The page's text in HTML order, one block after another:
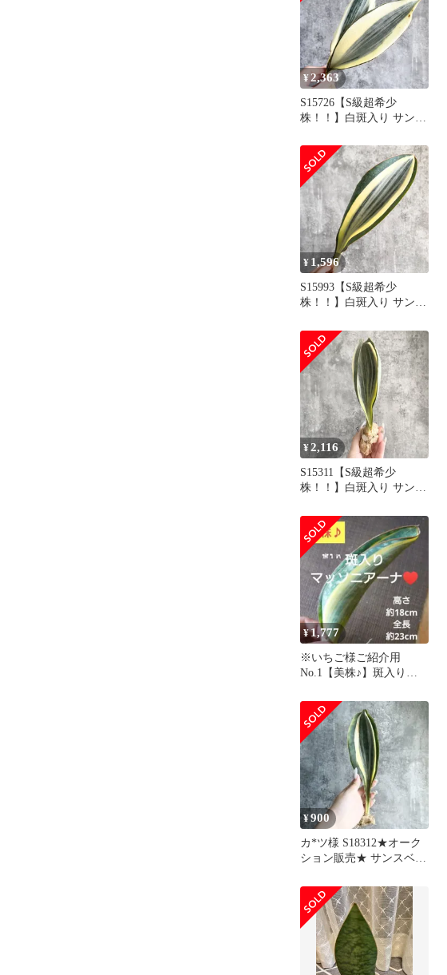
¥ 2,363
S15726【S級超希少
株！！】白斑入り サンス
ホワイト ヴァエリガータ
斑入り ( ユーフォルビア
サンセベリア )
¥ 1,596
S15993【S級超希少
株！！】白斑入り サンス
ホワイト ヴァエリガータ
斑入り ( ユーフォルビア
サンセベリア )
¥2,116
S15311【S級超希少
株！！】白斑入り サンス
ホワイト ヴァエリガータ
斑入り ( ユーフォルビア
サンセベリア )
¥1,777
※いちご様ご紹介用
No.1【美株♪】斑入りの
¥900
カ*ツ様 S18312★オーク
ション販売★ サンスベリ
斑